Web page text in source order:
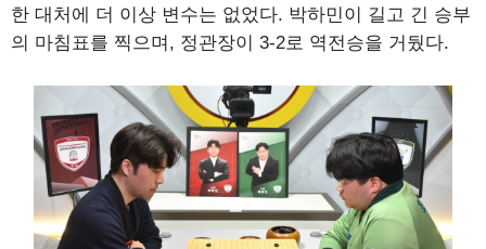
한 대처에 더 이상 변수는 없었다. 박하민이 길고 긴 승부
의 마침표를 찍으며, 정관장이 3-2로 역전승을 거뒀다.